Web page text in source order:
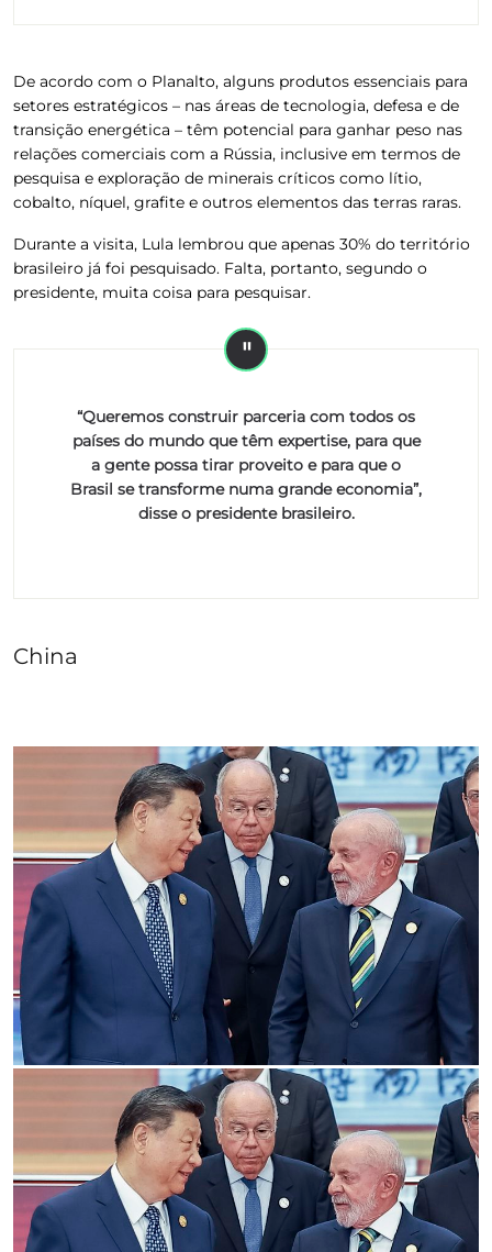
De acordo com o Planalto, alguns produtos essenciais para
setores estratégicos – nas áreas de tecnologia, defesa e de
transição energética – têm potencial para ganhar peso nas
relações comerciais com a Rússia, inclusive em termos de
pesquisa e exploração de minerais críticos como lítio,
cobalto, níquel, grafite e outros elementos das terras raras.
Durante a visita, Lula lembrou que apenas 30% do território
brasileiro já foi pesquisado. Falta, portanto, segundo o
presidente, muita coisa para pesquisar.
“Queremos construir parceria com todos os
países do mundo que têm expertise, para que
a gente possa tirar proveito e para que o
Brasil se transforme numa grande economia”,
disse o presidente brasileiro.
China